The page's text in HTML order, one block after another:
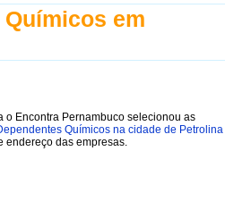
em
o Encontra Pernambuco selecionou as
Químicos na cidade de Petrolina
endereço das empresas.